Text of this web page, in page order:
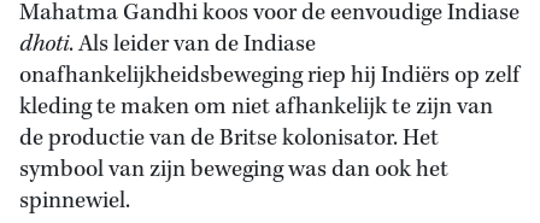
Mahatma Gandhi koos voor de eenvoudige Indiase
dhoti. Als leider van de Indiase
onafhankelijkheidsbeweging riep hij Indiërs op zelf
kleding te maken om niet afhankelijk te zijn van
de productie van de Britse kolonisator. Het
symbool van zijn beweging was dan ook het
spinnewiel.